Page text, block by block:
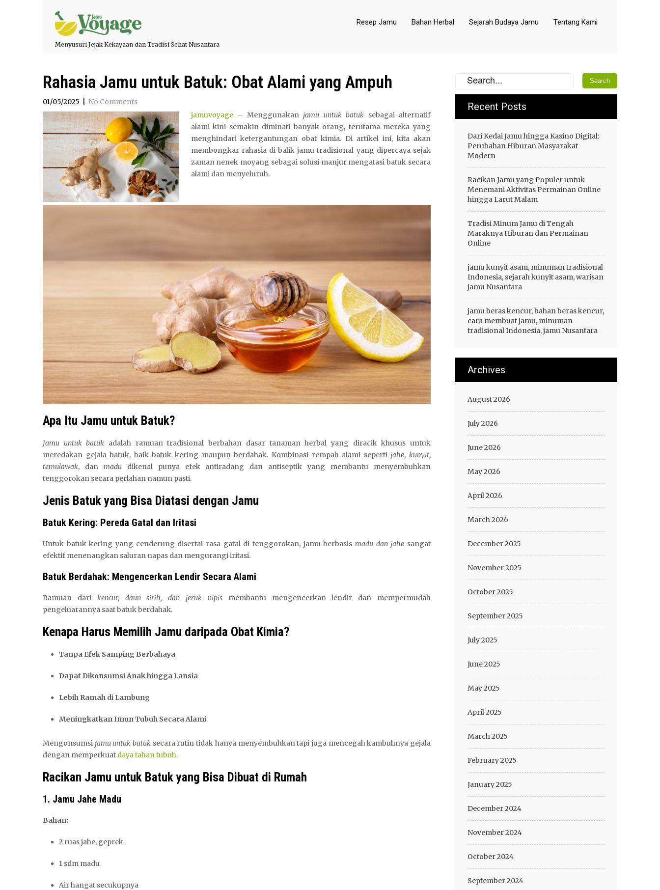
Menyusuri Jejak Kekayaan dan Tradisi Sehat Nusantara
Resep Jamu Bahan Herbal Sejarah Budaya Jamu Tentang Kami
Rahasia Jamu untuk Batuk: Obat Alami yang Ampuh
01/05/2025
No Comments
jamuvoyage– Menggunakan jamu untuk batuk sebagai alternatif
alami kini semakin diminati banyak orang, terutama mereka yang
menghindari ketergantungan obat kimia. Di artikel ini, kita akan
membongkar rahasia di balik jamu tradisional yang dipercaya sejak
zaman nenek moyang sebagai solusi manjur mengatasi batuk secara
alami dan menyeluruh.
Apa Itu Jamu untuk Batuk?
Jamu untuk batuk adalah ramuan tradisional berbahan dasar tanaman herbal yang diracik khusus untuk
meredakan gejala batuk, baik batuk kering maupun berdahak. Kombinasi rempah alami seperti jahe,kunyit,
temulawak, dan madudikenal punya efek antiradang dan antiseptik yang membantu menyembuhkan
tenggorokan secara perlahan namun pasti.
Jenis Batuk yang Bisa Diatasi dengan Jamu
Batuk Kering: Pereda Gatal dan Iritasi
Untuk batuk kering yang cenderung disertai rasa gatal di tenggorokan, jamu berbasis madu dan jahe sangat
efektif menenangkan saluran napas dan mengurangi iritasi.
Batuk Berdahak: Mengencerkan Lendir Secara Alami
Ramuan dari kencur, daun sirih, dan jeruk nipismembantu mengencerkan lendir dan mempermudah
pengeluarannya saat batuk berdahak.
Kenapa Harus Memilih Jamu daripada Obat Kimia?
Tanpa Efek Samping Berbahaya
Dapat Dikonsumsi Anak hingga Lansia
Lebih Ramah di Lambung
Meningkatkan Imun Tubuh Secara Alami
Mengonsumsi jamu untuk batuk secara rutin tidak hanya menyembuhkan tapi juga mencegah kambuhnya gejala
dengan memperkuat daya tahan tubuh.
Racikan Jamu untuk Batuk yang Bisa Dibuat di Rumah
1. Jamu Jahe Madu
Bahan:
2 ruas jahe, geprek
1 sdm madu
Air hangat secukupnya
Recent Posts
Dari Kedai Jamu hingga Kasino Digital:
Perubahan Hiburan Masyarakat
Modern
Racikan Jamu yang Populer untuk
Menemani Aktivitas Permainan Online
hingga Larut Malam
Tradisi Minum Jamu di Tengah
Maraknya Hiburan dan Permainan
Online
jamu kunyit asam, minuman tradisional
Indonesia, sejarah kunyit asam, warisan
jamu Nusantara
jamu beras kencur, bahan beras kencur,
cara membuat jamu, minuman
tradisional Indonesia, jamu Nusantara
Archives
August 2026
July 2026
June 2026
May 2026
April 2026
March 2026
December 2025
November 2025
October 2025
September 2025
July 2025
June 2025
May 2025
April 2025
March 2025
February 2025
January 2025
December 2024
November 2024
October 2024
September 2024